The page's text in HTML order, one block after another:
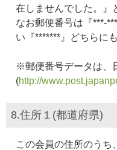
在しませんでした。』
なお郵便番号は『***-
い『*******』どちらに
※郵便番号データは、
(http://
8.住所１(都道府県)
この会員の住所のうち